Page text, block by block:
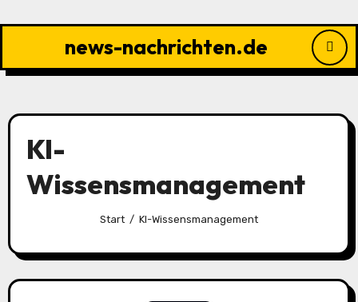
news-nachrichten.de
KI-
Wissensmanagement
Start KI-Wissensmanagement